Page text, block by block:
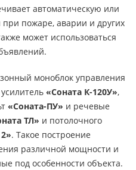
автоматическую или
пожаре, аварии и других
может использоваться
моноблок управления
«Соната К-120У»,
«Соната-ПУ» и речевые
ТЛ» и потолочного
. Такое построение
различной мощности и
под особенности объекта.